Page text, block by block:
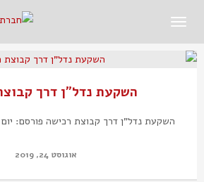
תפריט
השקעת נדל"ן דרך
השקעת נדל"ן דרך קבוצת רכישה פורסם: יום ראשון,
אוגוסט 24, 2019